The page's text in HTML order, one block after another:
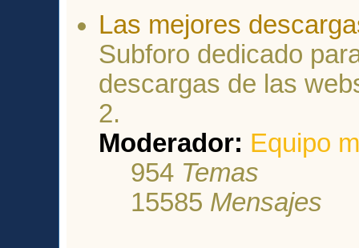
Las mejores
Subforo dedicado
descargas de las
2.
Moderador: Equipo
954 Temas
15585 Mensajes